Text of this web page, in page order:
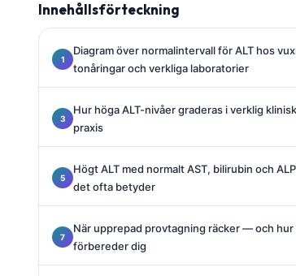
Innehållsförteckning
Diagram över normalintervall för ALT hos
tonåringar och verkliga laboratorier
Hur höga ALT-nivåer graderas i verklig klinisk
praxis
Högt ALT med normalt AST, bilirubin och
det ofta betyder
När upprepad provtagning räcker — och hur
förbereder dig